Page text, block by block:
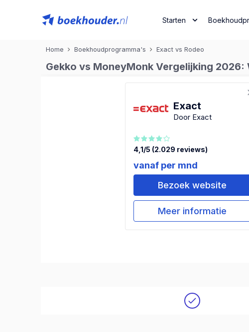
Starten
Home Boekhoudprogramma's Exact vs Rodeo
Gekko vs MoneyMonk Vergelijking 2026:
Exact
Door Exact
4,1/5 (2.029 reviews)
vanaf per mnd
Bezoek website
Meer informatie